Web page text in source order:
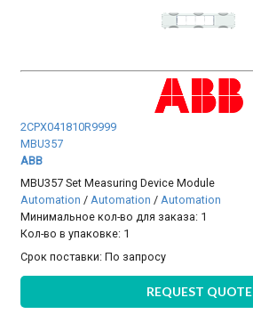
2CPX041810R9999
MBU357
ABB
MBU357 Set Measuring Device Module
Automation /Automation /Automation
Минимальное кол-во для заказа: 1
Кол-во в упаковке: 1
Срок поставки:По запросу
REQUEST QUOTE